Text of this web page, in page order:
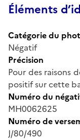
Éléments
Catégorie du
Négatif
Précision
Pour des raisons
positif sur cette
Numéro du
MH0062625
Numéro de
J/80/490